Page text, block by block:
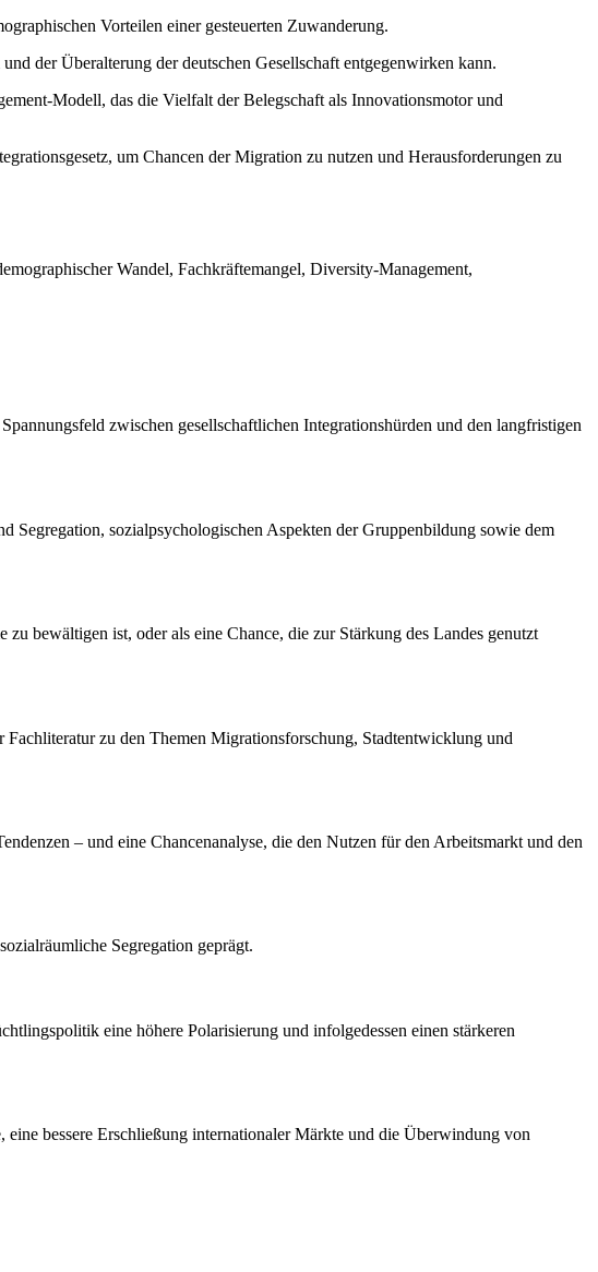
Vorteilen einer gesteuerten Zuwanderung.
der Überalterung der deutschen Gesellschaft entgegenwirken kann.
Modell, das die Vielfalt der Belegschaft als Innovationsmotor und
um Chancen der Migration zu nutzen und Herausforderungen zu
Wandel, Fachkräftemangel, Diversity-Management,
zwischen gesellschaftlichen Integrationshürden und den langfristigen
sozialpsychologischen Aspekten der Gruppenbildung sowie dem
bewältigen ist, oder als eine Chance, die zur Stärkung des Landes genutzt
zu den Themen Migrationsforschung, Stadtentwicklung und
– und eine Chancenanalyse, die den Nutzen für den Arbeitsmarkt und den
Segregation geprägt.
eine höhere Polarisierung und infolgedessen einen stärkeren
bessere Erschließung internationaler Märkte und die Überwindung von